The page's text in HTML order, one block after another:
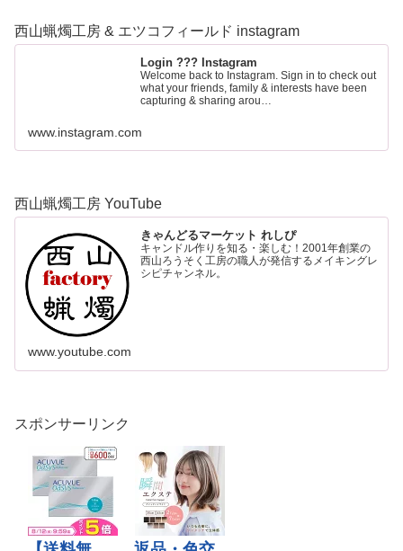
西山蝋燭工房 & エツコフィールド instagram
Login ??? Instagram
Welcome back to Instagram. Sign in to check out
what your friends, family & interests have been
capturing & sharing arou…
www.instagram.com
西山蝋燭工房 YouTube
きゃんどるマーケット れしぴ
キャンドル作りを知る・楽しむ！2001年創業の
西山ろうそく工房の職人が発信するメイキングレ
シピチャンネル。
www.youtube.com
スポンサーリンク